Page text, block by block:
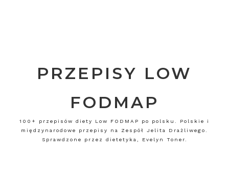
PRZEPISY LOW
FODMAP
100+ przepisów diety Low FODMAP po polsku. Polskie i
międzynarodowe przepisy na Zespół Jelita Drażliwego.
Sprawdzone przez dietetyka, Evelyn Toner.